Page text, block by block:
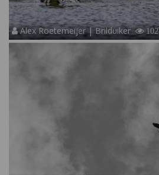
Alex Roetemeijer | Brilduiker 102